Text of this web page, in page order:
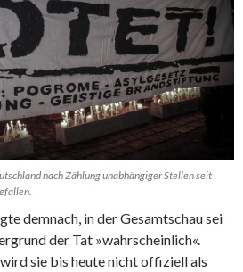
nach Zählung unabhängiger Stellen seit
demnach, in der Gesamtschau sei
der Tat »wahrscheinlich«.
sie bis heute nicht offiziell als